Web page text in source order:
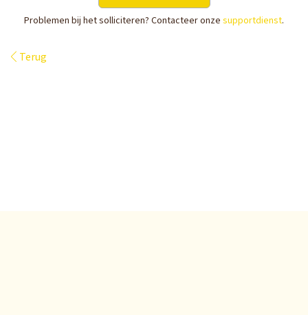
Problemen bij het solliciteren? Contacteer onze supportdienst.
Terug